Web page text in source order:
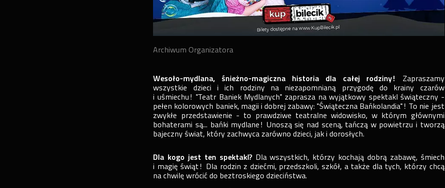
Archiwum Organizatora
Wesoło-mydlana, śnieżno-magiczna historia dla całej rodziny! Zapraszamy
wszystkie dzieci i ich rodziny na niezapomnianą przygodę do krainy czarów
i uśmiechu! "Teatr Baniek Mydlanych" zaprasza na wyjątkowy spektakl świąteczny -
pełen kolorowych baniek, magii i dobrej zabawy: "Świąteczna Bańkolandia"! To nie jest
zwykłe przedstawienie - to prawdziwe teatralne widowisko, w którym głównymi
bohaterami są... bańki mydlane! Unoszą się nad sceną, tańczą w powietrzu i tworzą
bajeczny świat, który zachwyca zarówno dzieci, jak i dorosłych.
Dla kogo jest ten spektakl?Dla wszystkich, którzy kochają dobrą zabawę, śmiech
i magię świąt! Dla rodzin z dziećmi, przedszkoli, szkół, a także dla tych, którzy chcą
na chwilę wrócić do beztroskiego dzieciństwa.